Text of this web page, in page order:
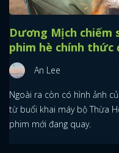
Dương Mịch chiếm
phim hè chính thức
An Lee
Ngoài ra còn có hình ảnh
từ buổi khai máy bộ Thừa
phim mới đang quay.